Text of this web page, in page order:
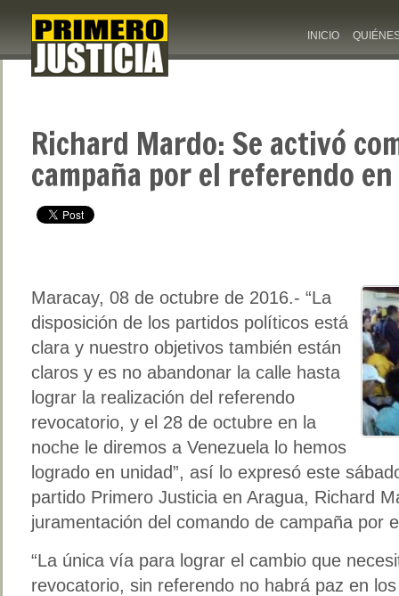
INICIO
Richard Mardo: Se activó
campaña por el referendo
Maracay, 08 de octubre de 2016.- “La
disposición de los partidos políticos está
clara y nuestro objetivos también están
claros y es no abandonar la calle hasta
lograr la realización del referendo
revocatorio, y el 28 de octubre en la
noche le diremos a Venezuela lo hemos
logrado en unidad”, así lo expresó este
partido Primero Justicia en Aragua, Richard
juramentación del comando de campaña por
“La única vía para lograr el cambio que
revocatorio, sin referendo no habrá paz en